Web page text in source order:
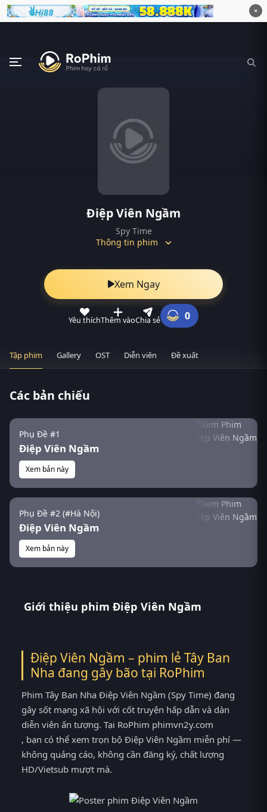
×
Điệp Viên Ngầm
Spy Time
Thông tin phim
Xem Ngay
Yêu thíchThêm vàoChia sẻ 0
Tập phim Gallery OST Diễn viên Đề xuất
Các bản chiếu
Phụ Đề #1
Điệp Viên Ngầm
Xem bản này
Phụ Đề #2 (#Hà Nội)
Điệp Viên Ngầm
Xem bản này
Giới thiệu phim Điệp Viên Ngầm
Điệp Viên Ngầm – phim lẻ Tây Ban
Nha đang gây bão tại RoPhim
Phim Tây Ban Nha Điệp Viên Ngầm (Spy Time) đang
gây sốt mạng xã hội với cốt truyện hấp dẫn và dàn
diễn viên ấn tượng. Tại RoPhim phimvn2y.com
, bạn có thể xem trọn bộ Điệp Viên Ngầm miễn phí —
không quảng cáo, không cần đăng ký, chất lượng
HD/Vietsub mượt mà.